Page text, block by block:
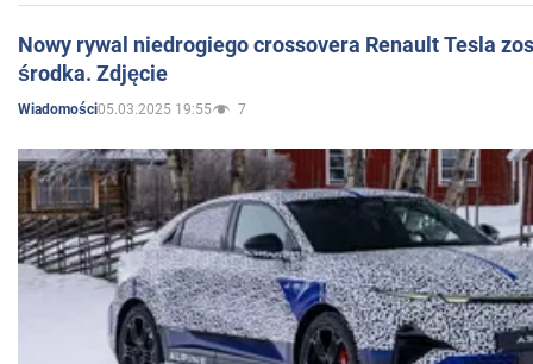
Nowy rywal niedrogiego crossovera Renault Tesla
środka. Zdjęcie
Wiadomości05.03.2025 19:55 7